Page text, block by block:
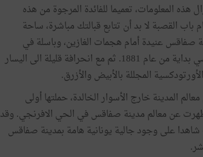
هذه المعلومات، تعميما للفائدة المرجوة من هذه
باب القصبة لا بد أن تتابع قبالتك مباشرة، ساحة
صفاقس عنيدة أمام هجمات الغازين، وباسلة في
تصديها للاستعمار الفرنسي بداية من عام 1881. ثم مع انحرافة قليلة الى اليسار
المجللة بالأبيض والأزرق.
المدينة خارج الأسوار الخالدة، حملتها أولى
ظهرت عن معالم مدينة صفاقس في الحي الافرنجي. وقد
1892 وكانت شاهدا على وجود جالية يونانية هامة بمدينة صفاقس